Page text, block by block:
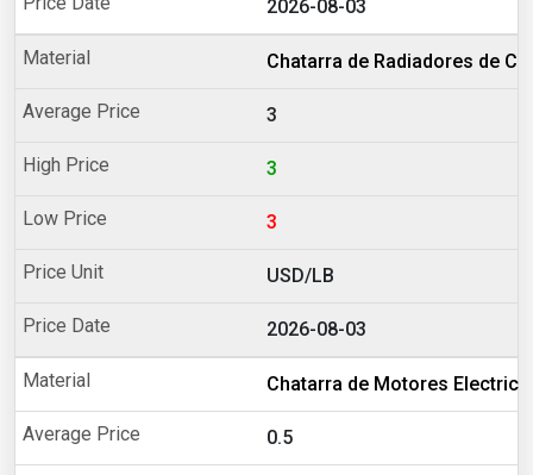
2026-08-03
Chatarra de Radiadores de
3
3
3
USD/LB
2026-08-03
Chatarra de Motores
0.5